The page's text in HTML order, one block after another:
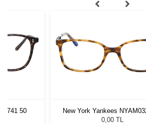
1741 50
New York Yankees
0,00 TL